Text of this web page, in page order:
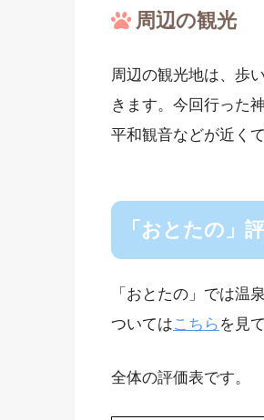
周辺の観光
周辺の観光地は、歩
きます。今回行った
平和観音などが近く
「おとたの」
「おとたの」では温
ついてはこちら を見
全体の評価表です。